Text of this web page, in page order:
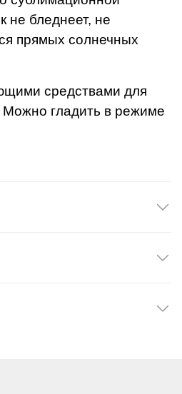
не бледнеет, не
прямых солнечных
средствами для
Можно гладить в режиме